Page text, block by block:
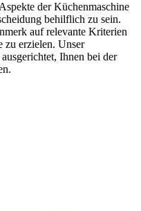
der Küchenmaschine
behilflich zu sein.
auf relevante Kriterien
zu erzielen. Unser
Ihnen bei der